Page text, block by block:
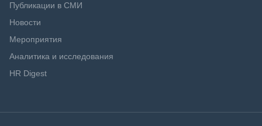
Публикации в СМИ
Новости
Мероприятия
Аналитика и исследования
HR Digest